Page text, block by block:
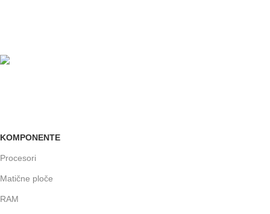
KOMPONENTE
Procesori
Matične ploče
RAM